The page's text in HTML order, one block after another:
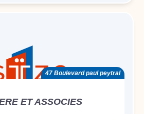
47 Boulevard paul peytral
ET ASSOCIES